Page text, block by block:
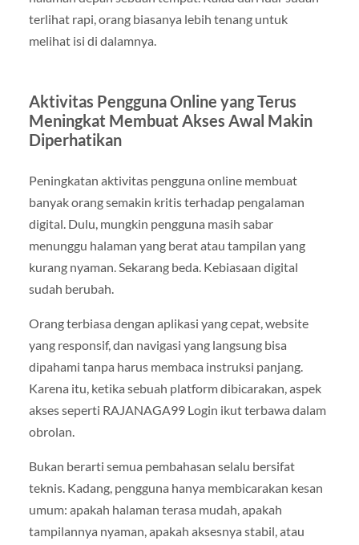
terlihat rapi, orang biasanya lebih tenang untuk
melihat isi di dalamnya.
Aktivitas Pengguna Online yang Terus
Meningkat Membuat Akses Awal Makin
Diperhatikan
Peningkatan aktivitas pengguna online membuat
banyak orang semakin kritis terhadap pengalaman
digital. Dulu, mungkin pengguna masih sabar
menunggu halaman yang berat atau tampilan yang
kurang nyaman. Sekarang beda. Kebiasaan digital
sudah berubah.
Orang terbiasa dengan aplikasi yang cepat, website
yang responsif, dan navigasi yang langsung bisa
dipahami tanpa harus membaca instruksi panjang.
Karena itu, ketika sebuah platform dibicarakan, aspek
akses seperti RAJANAGA99 Login ikut terbawa dalam
obrolan.
Bukan berarti semua pembahasan selalu bersifat
teknis. Kadang, pengguna hanya membicarakan kesan
umum: apakah halaman terasa mudah, apakah
tampilannya nyaman, apakah aksesnya stabil, atau